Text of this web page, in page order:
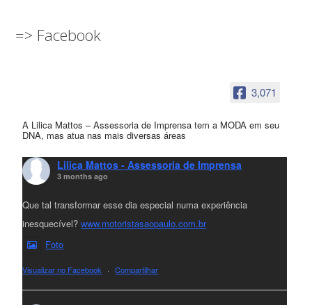
=> Facebook
3,071
A Lilica Mattos – Assessoria de Imprensa tem a MODA em seu
DNA, mas atua nas mais diversas áreas
Lilica Mattos - Assessoria de Imprensa
3 months ago
Que tal transformar esse dia especial numa experiência
inesquecível?www.motoristasaopaulo.com.br
Foto
Visualizar no Facebook · Compartilhar